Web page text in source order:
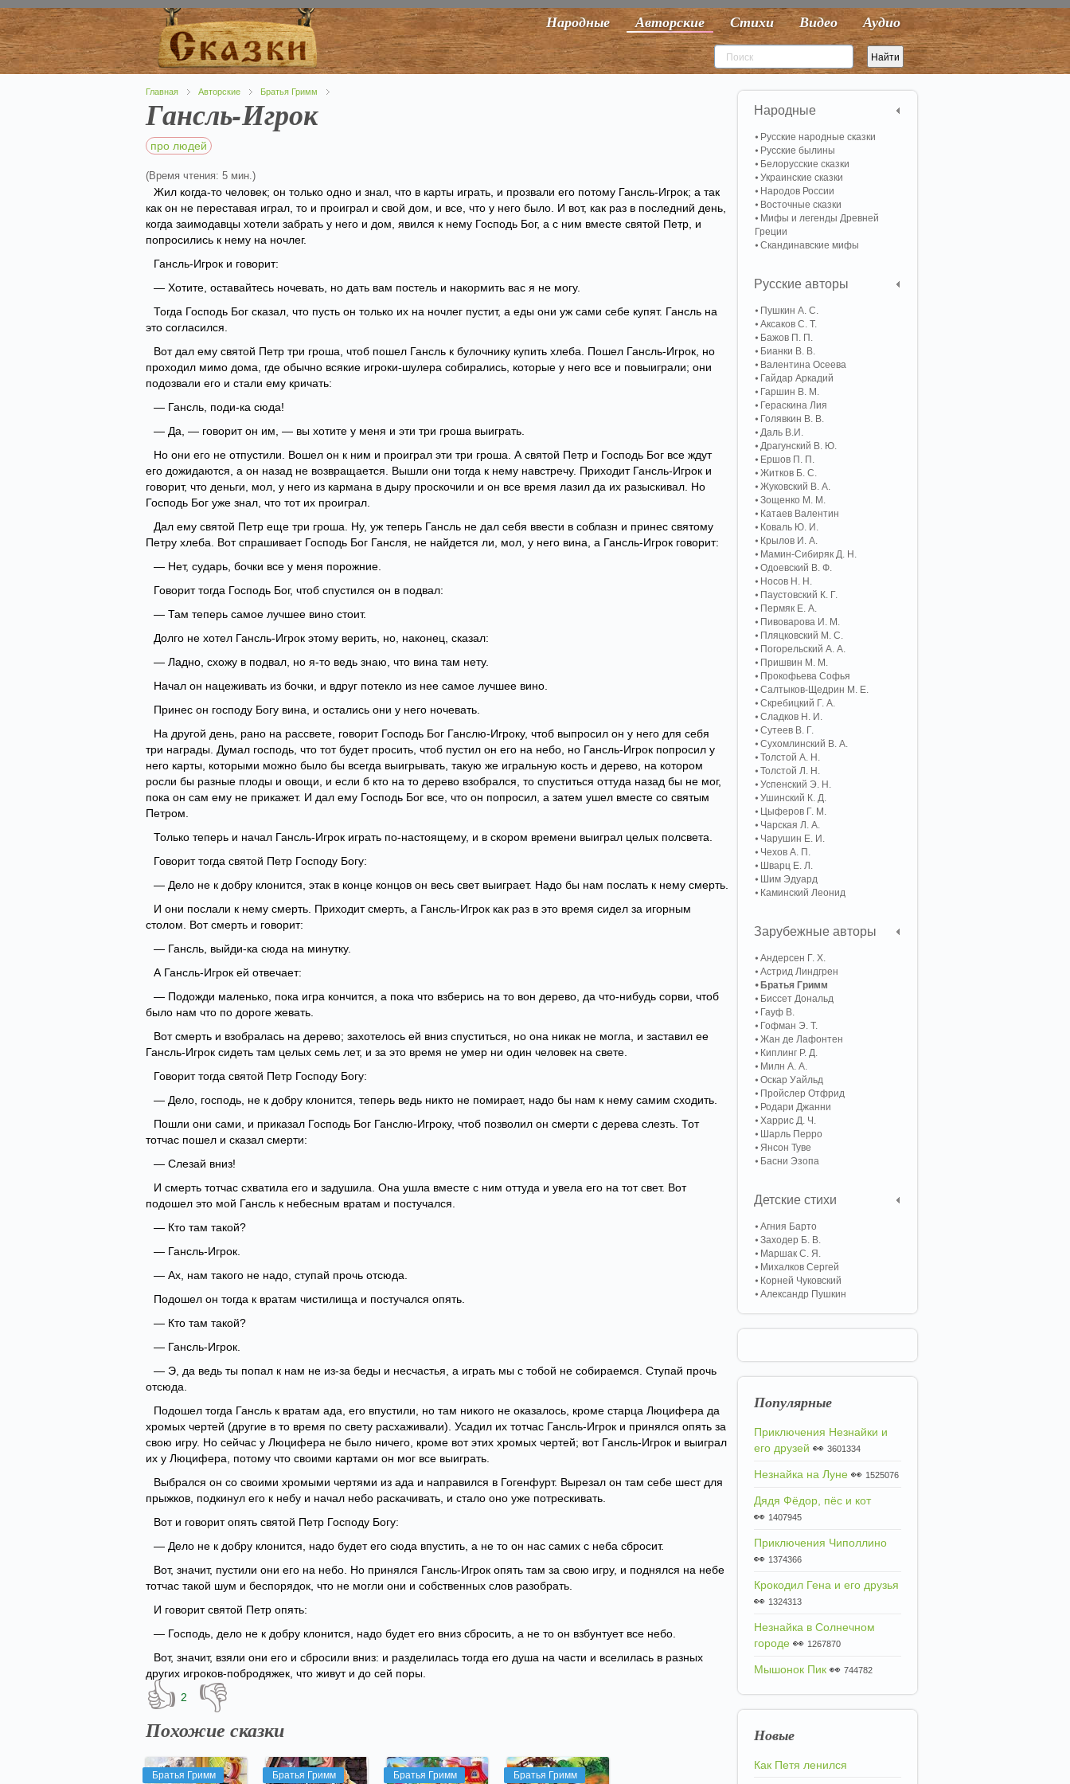
Народные Авторские Стихи Видео Аудио
Главная Авторские Братья Гримм
Гансль-Игрок
про людей
(Время чтения: 5 мин.)
Жил когда-то человек; он только одно и знал, что в карты играть, и прозвали его потому Гансль-Игрок; а так
как он не переставая играл, то и проиграл и свой дом, и все, что у него было. И вот, как раз в последний день,
когда заимодавцы хотели забрать у него и дом, явился к нему Господь Бог, а с ним вместе святой Петр, и
попросились к нему на ночлег.
Гансль-Игрок и говорит:
— Хотите, оставайтесь ночевать, но дать вам постель и накормить вас я не могу.
Тогда Господь Бог сказал, что пусть он только их на ночлег пустит, а еды они уж сами себе купят. Гансль на
это согласился.
Вот дал ему святой Петр три гроша, чтоб пошел Гансль к булочнику купить хлеба. Пошел Гансль-Игрок, но
проходил мимо дома, где обычно всякие игроки-шулера собирались, которые у него все и повыиграли; они
подозвали его и стали ему кричать:
— Гансль, поди-ка сюда!
— Да, — говорит он им, — вы хотите у меня и эти три гроша выиграть.
Но они его не отпустили. Вошел он к ним и проиграл эти три гроша. А святой Петр и Господь Бог все ждут
его дожидаются, а он назад не возвращается. Вышли они тогда к нему навстречу. Приходит Гансль-Игрок и
говорит, что деньги, мол, у него из кармана в дыру проскочили и он все время лазил да их разыскивал. Но
Господь Бог уже знал, что тот их проиграл.
Дал ему святой Петр еще три гроша. Ну, уж теперь Гансль не дал себя ввести в соблазн и принес святому
Петру хлеба. Вот спрашивает Господь Бог Гансля, не найдется ли, мол, у него вина, а Гансль-Игрок говорит:
— Нет, сударь, бочки все у меня порожние.
Говорит тогда Господь Бог, чтоб спустился он в подвал:
— Там теперь самое лучшее вино стоит.
Долго не хотел Гансль-Игрок этому верить, но, наконец, сказал:
— Ладно, схожу в подвал, но я-то ведь знаю, что вина там нету.
Начал он нацеживать из бочки, и вдруг потекло из нее самое лучшее вино.
Принес он господу Богу вина, и остались они у него ночевать.
На другой день, рано на рассвете, говорит Господь Бог Ганслю-Игроку, чтоб выпросил он у него для себя
три награды. Думал господь, что тот будет просить, чтоб пустил он его на небо, но Гансль-Игрок попросил у
него карты, которыми можно было бы всегда выигрывать, такую же игральную кость и дерево, на котором
росли бы разные плоды и овощи, и если б кто на то дерево взобрался, то спуститься оттуда назад бы не мог,
пока он сам ему не прикажет. И дал ему Господь Бог все, что он попросил, а затем ушел вместе со святым
Петром.
Только теперь и начал Гансль-Игрок играть по-настоящему, и в скором времени выиграл целых полсвета.
Говорит тогда святой Петр Господу Богу:
— Дело не к добру клонится, этак в конце концов он весь свет выиграет. Надо бы нам послать к нему смерть.
И они послали к нему смерть. Приходит смерть, а Гансль-Игрок как раз в это время сидел за игорным
столом. Вот смерть и говорит:
— Гансль, выйди-ка сюда на минутку.
А Гансль-Игрок ей отвечает:
— Подожди маленько, пока игра кончится, а пока что взберись на то вон дерево, да что-нибудь сорви, чтоб
было нам что по дороге жевать.
Вот смерть и взобралась на дерево; захотелось ей вниз спуститься, но она никак не могла, и заставил ее
Гансль-Игрок сидеть там целых семь лет, и за это время не умер ни один человек на свете.
Говорит тогда святой Петр Господу Богу:
— Дело, господь, не к добру клонится, теперь ведь никто не помирает, надо бы нам к нему самим сходить.
Пошли они сами, и приказал Господь Бог Ганслю-Игроку, чтоб позволил он смерти с дерева слезть. Тот
тотчас пошел и сказал смерти:
— Слезай вниз!
И смерть тотчас схватила его и задушила. Она ушла вместе с ним оттуда и увела его на тот свет. Вот
подошел это мой Гансль к небесным вратам и постучался.
— Кто там такой?
— Гансль-Игрок.
— Ах, нам такого не надо, ступай прочь отсюда.
Подошел он тогда к вратам чистилища и постучался опять.
— Кто там такой?
— Гансль-Игрок.
— Э, да ведь ты попал к нам не из-за беды и несчастья, а играть мы с тобой не собираемся. Ступай прочь
отсюда.
Подошел тогда Гансль к вратам ада, его впустили, но там никого не оказалось, кроме старца Люцифера да
хромых чертей (другие в то время по свету расхаживали). Усадил их тотчас Гансль-Игрок и принялся опять за
свою игру. Но сейчас у Люцифера не было ничего, кроме вот этих хромых чертей; вот Гансль-Игрок и выиграл
их у Люцифера, потому что своими картами он мог все выиграть.
Выбрался он со своими хромыми чертями из ада и направился в Гогенфурт. Вырезал он там себе шест для
прыжков, подкинул его к небу и начал небо раскачивать, и стало оно уже потрескивать.
Вот и говорит опять святой Петр Господу Богу:
— Дело не к добру клонится, надо будет его сюда впустить, а не то он нас самих с неба сбросит.
Вот, значит, пустили они его на небо. Но принялся Гансль-Игрок опять там за свою игру, и поднялся на небе
тотчас такой шум и беспорядок, что не могли они и собственных слов разобрать.
И говорит святой Петр опять:
— Господь, дело не к добру клонится, надо будет его вниз сбросить, а не то он взбунтует все небо.
Вот, значит, взяли они его и сбросили вниз: и разделилась тогда его душа на части и вселилась в разных
других игроков-побродяжек, что живут и до сей поры.
👍 2 👎
Похожие сказки
Братья Гримм Братья Гримм Братья Гримм Братья Гримм
Народные
Русские народные сказки
Русские былины
Белорусские сказки
Украинские сказки
Народов России
Восточные сказки
Мифы и легенды Древней
Греции
Скандинавские мифы
Русские авторы
Пушкин А. С.
Аксаков С. Т.
Бажов П. П.
Бианки В. В.
Валентина Осеева
Гайдар Аркадий
Гаршин В. М.
Гераскина Лия
Голявкин В. В.
Даль В.И.
Драгунский В. Ю.
Ершов П. П.
Житков Б. С.
Жуковский В. А.
Зощенко М. М.
Катаев Валентин
Коваль Ю. И.
Крылов И. А.
Мамин-Сибиряк Д. Н.
Одоевский В. Ф.
Носов Н. Н.
Паустовский К. Г.
Пермяк Е. А.
Пивоварова И. М.
Пляцковский М. С.
Погорельский А. A.
Пришвин М. М.
Прокофьева Софья
Салтыков-Щедрин М. Е.
Скребицкий Г. А.
Сладков Н. И.
Сутеев В. Г.
Сухомлинский В. А.
Толстой А. Н.
Толстой Л. Н.
Успенский Э. Н.
Ушинский К. Д.
Цыферов Г. М.
Чарская Л. А.
Чарушин Е. И.
Чехов А. П.
Шварц Е. Л.
Шим Эдуард
Каминский Леонид
Зарубежные авторы
Андерсен Г. Х.
Астрид Линдгрен
Братья Гримм
Биссет Дональд
Гауф В.
Гофман Э. Т.
Жан де Лафонтен
Киплинг Р. Д.
Милн А. А.
Оскар Уайльд
Пройслер Отфрид
Родари Джанни
Харрис Д. Ч.
Шарль Перро
Янсон Туве
Басни Эзопа
Детские стихи
Агния Барто
Заходер Б. В.
Маршак С. Я.
Михалков Сергей
Корней Чуковский
Александр Пушкин
Популярные
Приключения Незнайки и
его друзей 👀 3601334
Незнайка на Луне 👀 1525076
Дядя Фёдор, пёс и кот
👀 1407945
Приключения Чиполлино
👀 1374366
Крокодил Гена и его друзья
👀 1324313
Незнайка в Солнечном
городе 👀 1267870
Мышонок Пик 👀 744782
Новые
Как Петя ленился